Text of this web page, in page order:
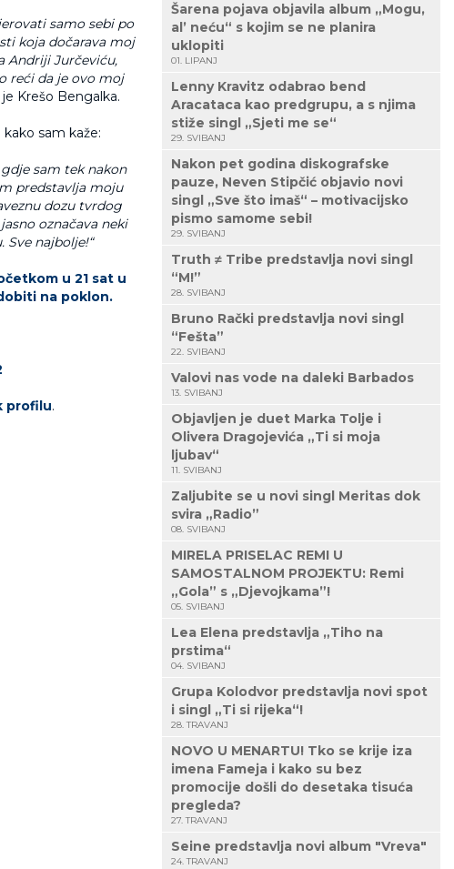
samo sebi po
koja dočarava moj
Andriji Jurčeviću,
reći da je ovo moj
Krešo Bengalka.
sam kaže:
sam tek nakon
predstavlja moju
dozu tvrdog
označava neki
najbolje!“
u 21 sat u
na poklon.
profilu.
Šarena pojava objavila album „Mogu,
al’ neću“ s kojim se ne planira
uklopiti
01. LIPANJ
Lenny Kravitz odabrao bend
Aracataca kao predgrupu, a s njima
stiže singl „Sjeti me se“
29. SVIBANJ
Nakon pet godina diskografske
pauze, Neven Stipčić objavio novi
singl „Sve što imaš“ – motivacijsko
pismo samome sebi!
29. SVIBANJ
Truth ≠ Tribe predstavlja novi singl
“M!”
28. SVIBANJ
Bruno Rački predstavlja novi singl
“Fešta”
22. SVIBANJ
Valovi nas vode na daleki Barbados
13. SVIBANJ
Objavljen je duet Marka Tolje i
Olivera Dragojevića „Ti si moja
ljubav“
11. SVIBANJ
Zaljubite se u novi singl Meritas dok
svira „Radio”
08. SVIBANJ
MIRELA PRISELAC REMI U
SAMOSTALNOM PROJEKTU: Remi
„Gola” s „Djevojkama”!
05. SVIBANJ
Lea Elena predstavlja „Tiho na
prstima“
04. SVIBANJ
Grupa Kolodvor predstavlja novi spot
i singl „Ti si rijeka“!
28. TRAVANJ
NOVO U MENARTU! Tko se krije iza
imena Fameja i kako su bez
promocije došli do desetaka tisuća
pregleda?
27. TRAVANJ
Seine predstavlja novi album "Vreva"
24. TRAVANJ